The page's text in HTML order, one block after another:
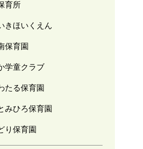
育所
きほいくえん
保育園
学童クラブ
たる保育園
みひろ保育園
り保育園